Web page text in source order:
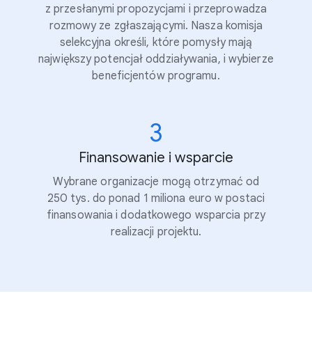
z przesłanymi propozycjami i przeprowadza
rozmowy ze zgłaszającymi. Nasza komisja
selekcyjna określi, które pomysły mają
największy potencjał oddziaływania, i wybierze
beneficjentów programu.
3
Finansowanie i wsparcie
Wybrane organizacje mogą otrzymać od
250 tys. do ponad 1 miliona euro w postaci
finansowania i dodatkowego wsparcia przy
realizacji projektu.